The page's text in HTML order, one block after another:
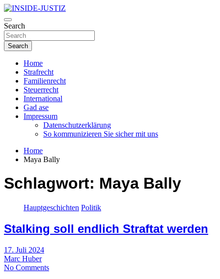
Skip
to
content
INSIDE-JUSTIZ
Investigativer Journalismus zur Dritten Gewalt
Search
Search
Home
Strafrecht
Familienrecht
Steuerrecht
International
Gad ase
Impressum
Datenschutzerklärung
So kommunizieren Sie sicher mit uns
Home
Maya Bally
Schlagwort: Maya Bally
Hauptgeschichten Politik
Stalking soll endlich Straftat werden
17. Juli 2024
Marc Huber
No Comments